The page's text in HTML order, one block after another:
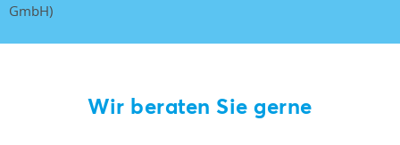
GmbH)
Wir beraten Sie gerne